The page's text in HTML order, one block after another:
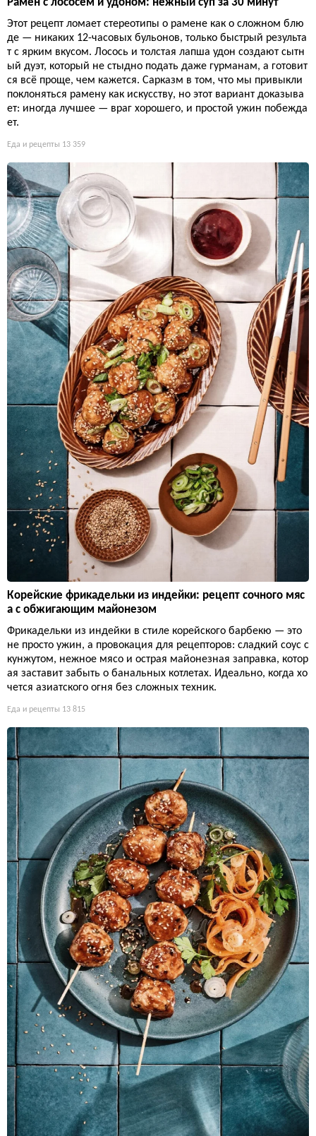
Рамен с лососем и удоном: нежный суп за 30 минут
Этот рецепт ломает стереотипы о рамене как о сложном блю
де — никаких 12-часовых бульонов, только быстрый результа
т с ярким вкусом. Лосось и толстая лапша удон создают сытн
ый дуэт, который не стыдно подать даже гурманам, а готовит
ся всё проще, чем кажется. Сарказм в том, что мы привыкли
поклоняться рамену как искусству, но этот вариант доказыва
ет: иногда лучшее — враг хорошего, и простой ужин побежда
ет.
Еда и рецепты 13 359
Корейские фрикадельки из индейки: рецепт сочного мяс
а с обжигающим майонезом
Фрикадельки из индейки в стиле корейского барбекю — это
не просто ужин, а провокация для рецепторов: сладкий соус с
кунжутом, нежное мясо и острая майонезная заправка, котор
ая заставит забыть о банальных котлетах. Идеально, когда хо
чется азиатского огня без сложных техник.
Еда и рецепты 13 815